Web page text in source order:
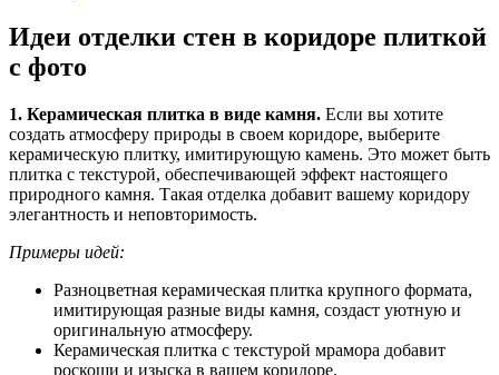
Идеи отделки стен в коридоре плиткой
с фото
1. Керамическая плитка в виде камня. Если вы хотите
создать атмосферу природы в своем коридоре, выберите
керамическую плитку, имитирующую камень. Это может быть
плитка с текстурой, обеспечивающей эффект настоящего
природного камня. Такая отделка добавит вашему коридору
элегантность и неповторимость.
Примеры идей:
Разноцветная керамическая плитка крупного формата,
имитирующая разные виды камня, создаст уютную и
оригинальную атмосферу.
Керамическая плитка с текстурой мрамора добавит
роскоши и изыска в вашем коридоре.